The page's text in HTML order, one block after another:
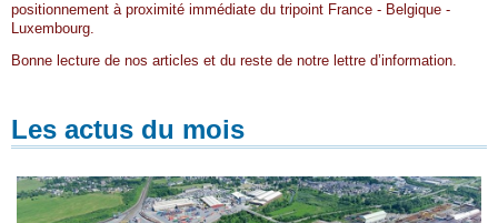
positionnement à proximité immédiate du tripoint France - Belgique -
Luxembourg.
Bonne lecture de nos articles et du reste de notre lettre d’information.
Les actus du mois